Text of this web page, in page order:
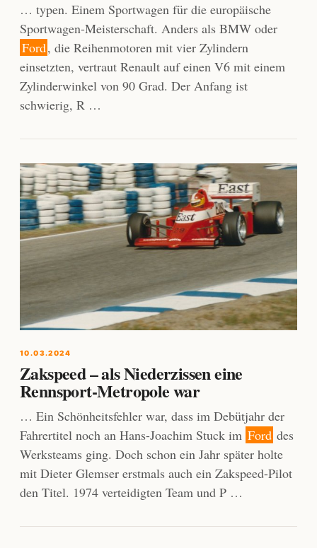
… typen. Einem Sportwagen für die europäische
Sportwagen-Meisterschaft. Anders als BMW oder
Ford, die Reihenmotoren mit vier Zylindern
einsetzten, vertraut Renault auf einen V6 mit einem
Zylinderwinkel von 90 Grad. Der Anfang ist
schwierig, R …
10.03.2024
Zakspeed – als Niederzissen eine
Rennsport-Metropole war
… Ein Schönheitsfehler war, dass im Debütjahr der
Fahrertitel noch an Hans-Joachim Stuck im Ford des
Werksteams ging. Doch schon ein Jahr später holte
mit Dieter Glemser erstmals auch ein Zakspeed-Pilot
den Titel. 1974 verteidigten Team und P …